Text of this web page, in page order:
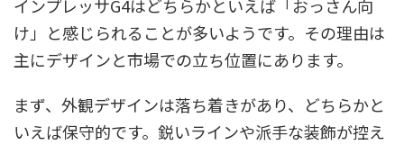
インプレッサG4はどちらかといえば「おっさん向
け」と感じられることが多いようです。その理由は
主にデザインと市場での立ち位置にあります。
まず、外観デザインは落ち着きがあり、どちらかと
いえば保守的です。鋭いラインや派手な装飾が控え